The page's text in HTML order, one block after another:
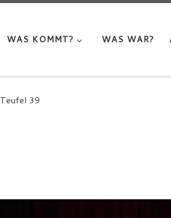
WAS KOMMT? WAS WAR?
Teufel 39